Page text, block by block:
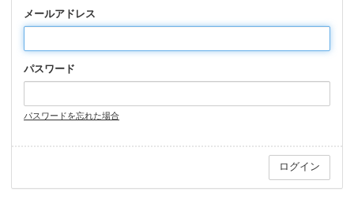
メールアドレス
パスワード
パスワードを忘れた場合